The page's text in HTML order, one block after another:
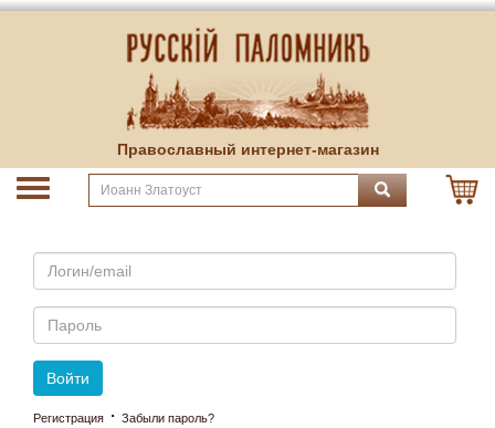
Православный интернет-магазин
Email
Пароль
Войти
Регистрация · Забыли пароль?